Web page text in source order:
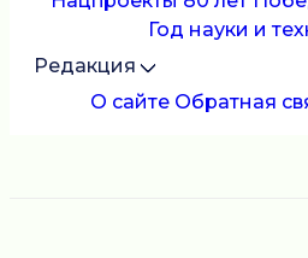
Год науки и
Редакция
О сайте Обратная